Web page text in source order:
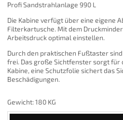
Profi Sandstrahlanlage 990 L
Die Kabine verfügt über eine eigene
Filterkartusche. Mit dem
Arbeitsdruck optimal einstellen.
Durch den praktischen Fußtaster
frei. Das große Sichtfenster sorgt für
Kabine, eine Schutzfolie sichert das
Beschädigungen.
Gewicht: 180 KG